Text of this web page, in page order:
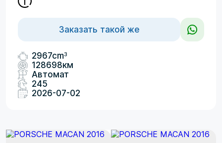
Заказать такой же
2967cm3
128698км
Автомат
245
2026-07-02